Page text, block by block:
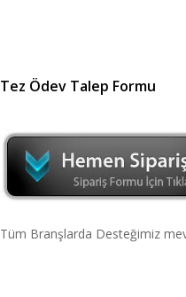
Tez Ödev Talep Formu
Tüm Branşlarda Desteğimiz